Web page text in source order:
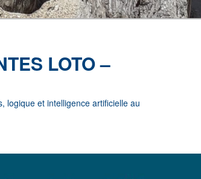
LOTO –
logique et intelligence artificielle au